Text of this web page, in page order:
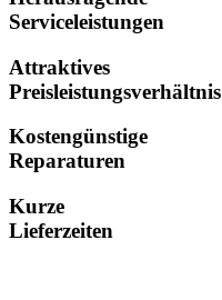
Serviceleistungen
Attraktives
Preisleistungsverhältnis
Kostengünstige
Reparaturen
Kurze
Lieferzeiten